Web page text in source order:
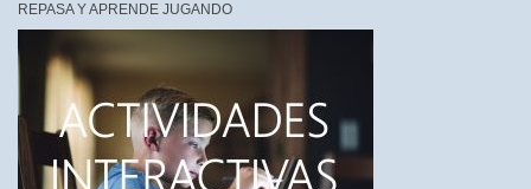
REPASA Y APRENDE JUGANDO